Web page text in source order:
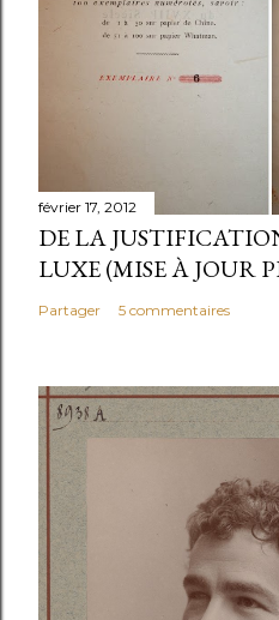
février 17, 2012
DE LA
LUXE (MISE À JOUR
Partager 5 commentaires